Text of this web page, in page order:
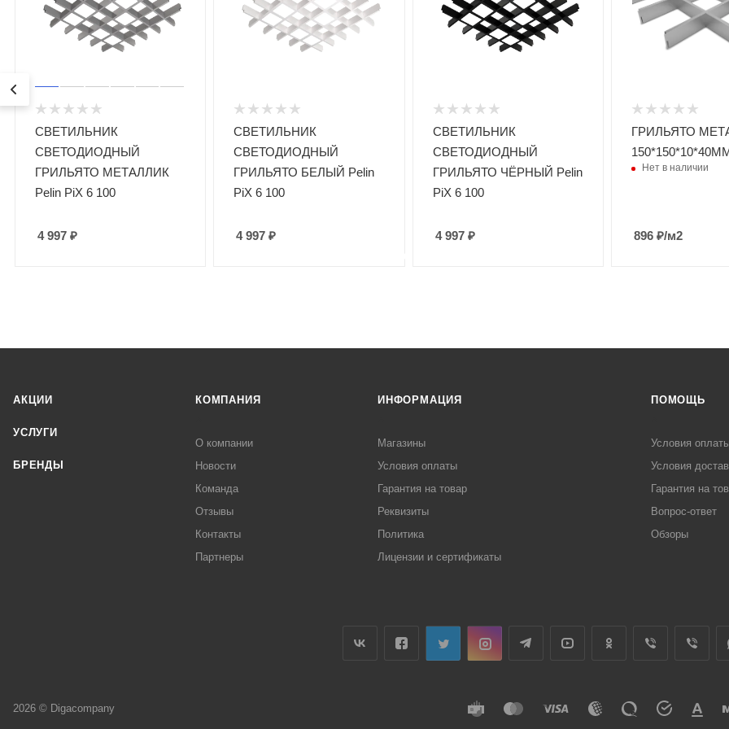
СВЕТИЛЬНИК
СВЕТОДИОДНЫЙ
ГРИЛЬЯТО МЕТАЛЛИК
Pelin PiX 6 100
4 997 ₽
СВЕТИЛЬНИК
СВЕТОДИОДНЫЙ
ГРИЛЬЯТО БЕЛЫЙ Pelin
PiX 6 100
4 997 ₽
СВЕТИЛЬНИК
СВЕТОДИОДНЫЙ
ГРИЛЬЯТО ЧЁРНЫЙ Pelin
PiX 6 100
4 997₽
ГРИЛЬЯТО
Нет в наличии
896₽/м2
АКЦИИ
УСЛУГИ
БРЕНДЫ
КОМПАНИЯ
О компании
Новости
Команда
Отзывы
Контакты
Партнеры
ИНФОРМАЦИЯ
Магазины
Условия оплаты
Гарантия на товар
Реквизиты
Политика
Лицензии и сертификаты
ПОМОЩЬ
Условия
Условия
Гарантия на
Вопрос-ответ
Обзоры
2026 © Digacompany